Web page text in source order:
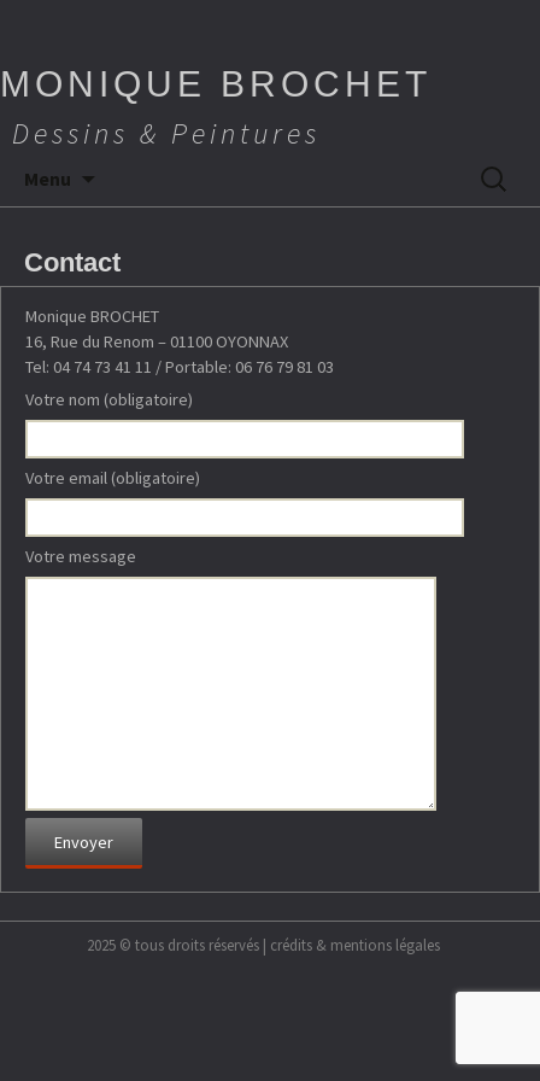
MONIQUE BROCHET
Dessins & Peintures
Menu
contenu
Contact
Monique BROCHET
16, Rue du Renom – 01100 OYONNAX
Tel: 04 74 73 41 11 / Portable: 06 76 79 81 03
Votre nom (obligatoire)
Votre email (obligatoire)
Votre message
2025 © tous droits réservés | crédits & mentions légales